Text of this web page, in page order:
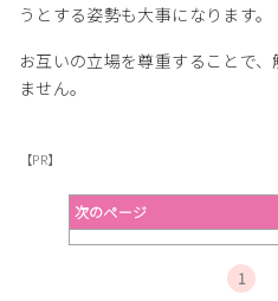
うとする姿勢も大事になります。
お互いの立場を尊重することで
ません。
【PR】
次のページ
1